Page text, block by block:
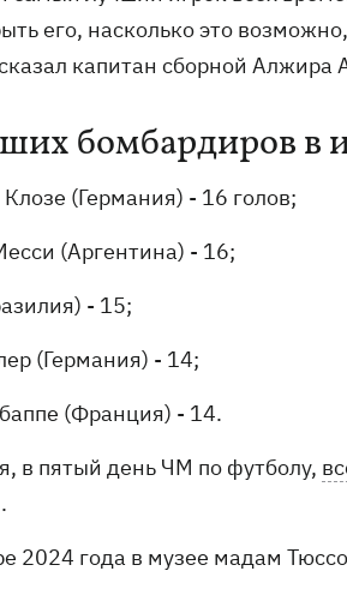
его, насколько это
капитан сборной Алжира
бомбардиров в
(Германия) - 16 голов;
(Аргентина) - 16;
- 15;
(Германия) - 14;
(Франция) - 14.
в пятый день ЧМ по футболу,
2024 года в музее мадам